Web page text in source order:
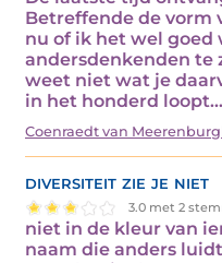
Betreffende de vorm
nu of ik het wel goed
andersdenkenden te
weet niet wat je
in het honderd
Coenraedt van
diversiteit zie je niet
3.0 met 2
niet in de kleur van
naam die anders